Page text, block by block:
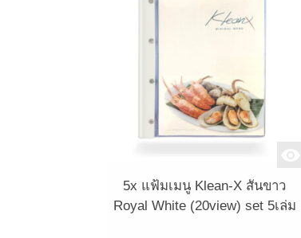
5x แฟ้มเมนู Klean-X สันขาว
Royal White (20view) set 5เล่ม